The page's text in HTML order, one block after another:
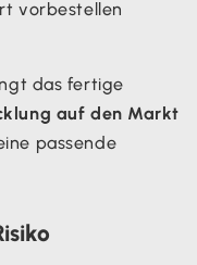
vorbestellen
das fertige
auf den Markt
passende